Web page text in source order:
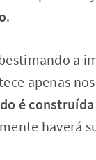
.
a
apenas
é
haverá